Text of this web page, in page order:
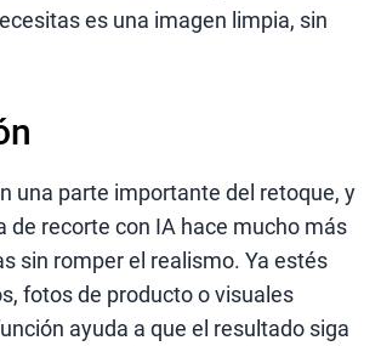
es una imagen limpia, sin
una parte importante del retoque, y
de recorte con IA hace mucho más
sin romper el realismo. Ya estés
fotos de producto o visuales
ayuda a que el resultado siga